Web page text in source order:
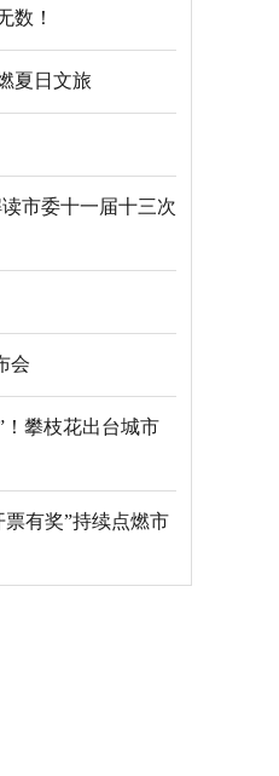
数！
夏日文旅
市委十一届十三次
会
！攀枝花出台城市
有奖”持续点燃市